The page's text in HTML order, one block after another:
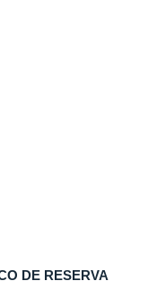
DE RESERVA